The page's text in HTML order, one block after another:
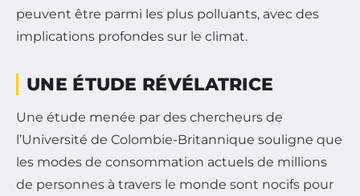
peuvent être parmi les plus polluants, avec des
implications profondes sur le climat.
UNE ÉTUDE RÉVÉLATRICE
Une étude menée par des chercheurs de
l’Université de Colombie-Britannique souligne que
les modes de consommation actuels de millions
de personnes à travers le monde sont nocifs pour